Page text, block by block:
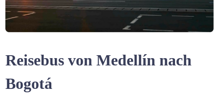
Reisebus von Medellín nach
Bogotá